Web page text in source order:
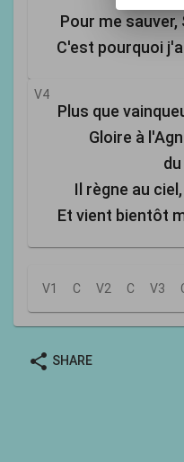
Pour me
C'est pourquoi
V4
Plus que
Gloire à
Il règne au
Et vient bientôt
V1 C V2 C V3
share SHARE